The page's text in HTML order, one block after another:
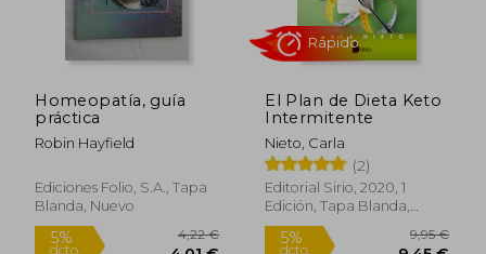
32,23 €
5%
dcto.
Homeopatía, guía
práctica
Robin Hayfield
Ediciones Folio, S.A., Tapa
Blanda, Nuevo
El Plan de Dieta Keto
Intermitente
Nieto, Carla
(2)
Editorial Sirio, 2020, 1
Edición, Tapa Blanda,
Nuevo